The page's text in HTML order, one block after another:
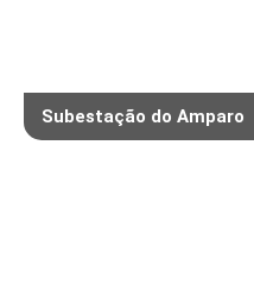
Subestação do Amparo